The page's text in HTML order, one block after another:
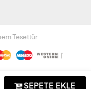
SEPETE EKLE
Tesettür
innovation